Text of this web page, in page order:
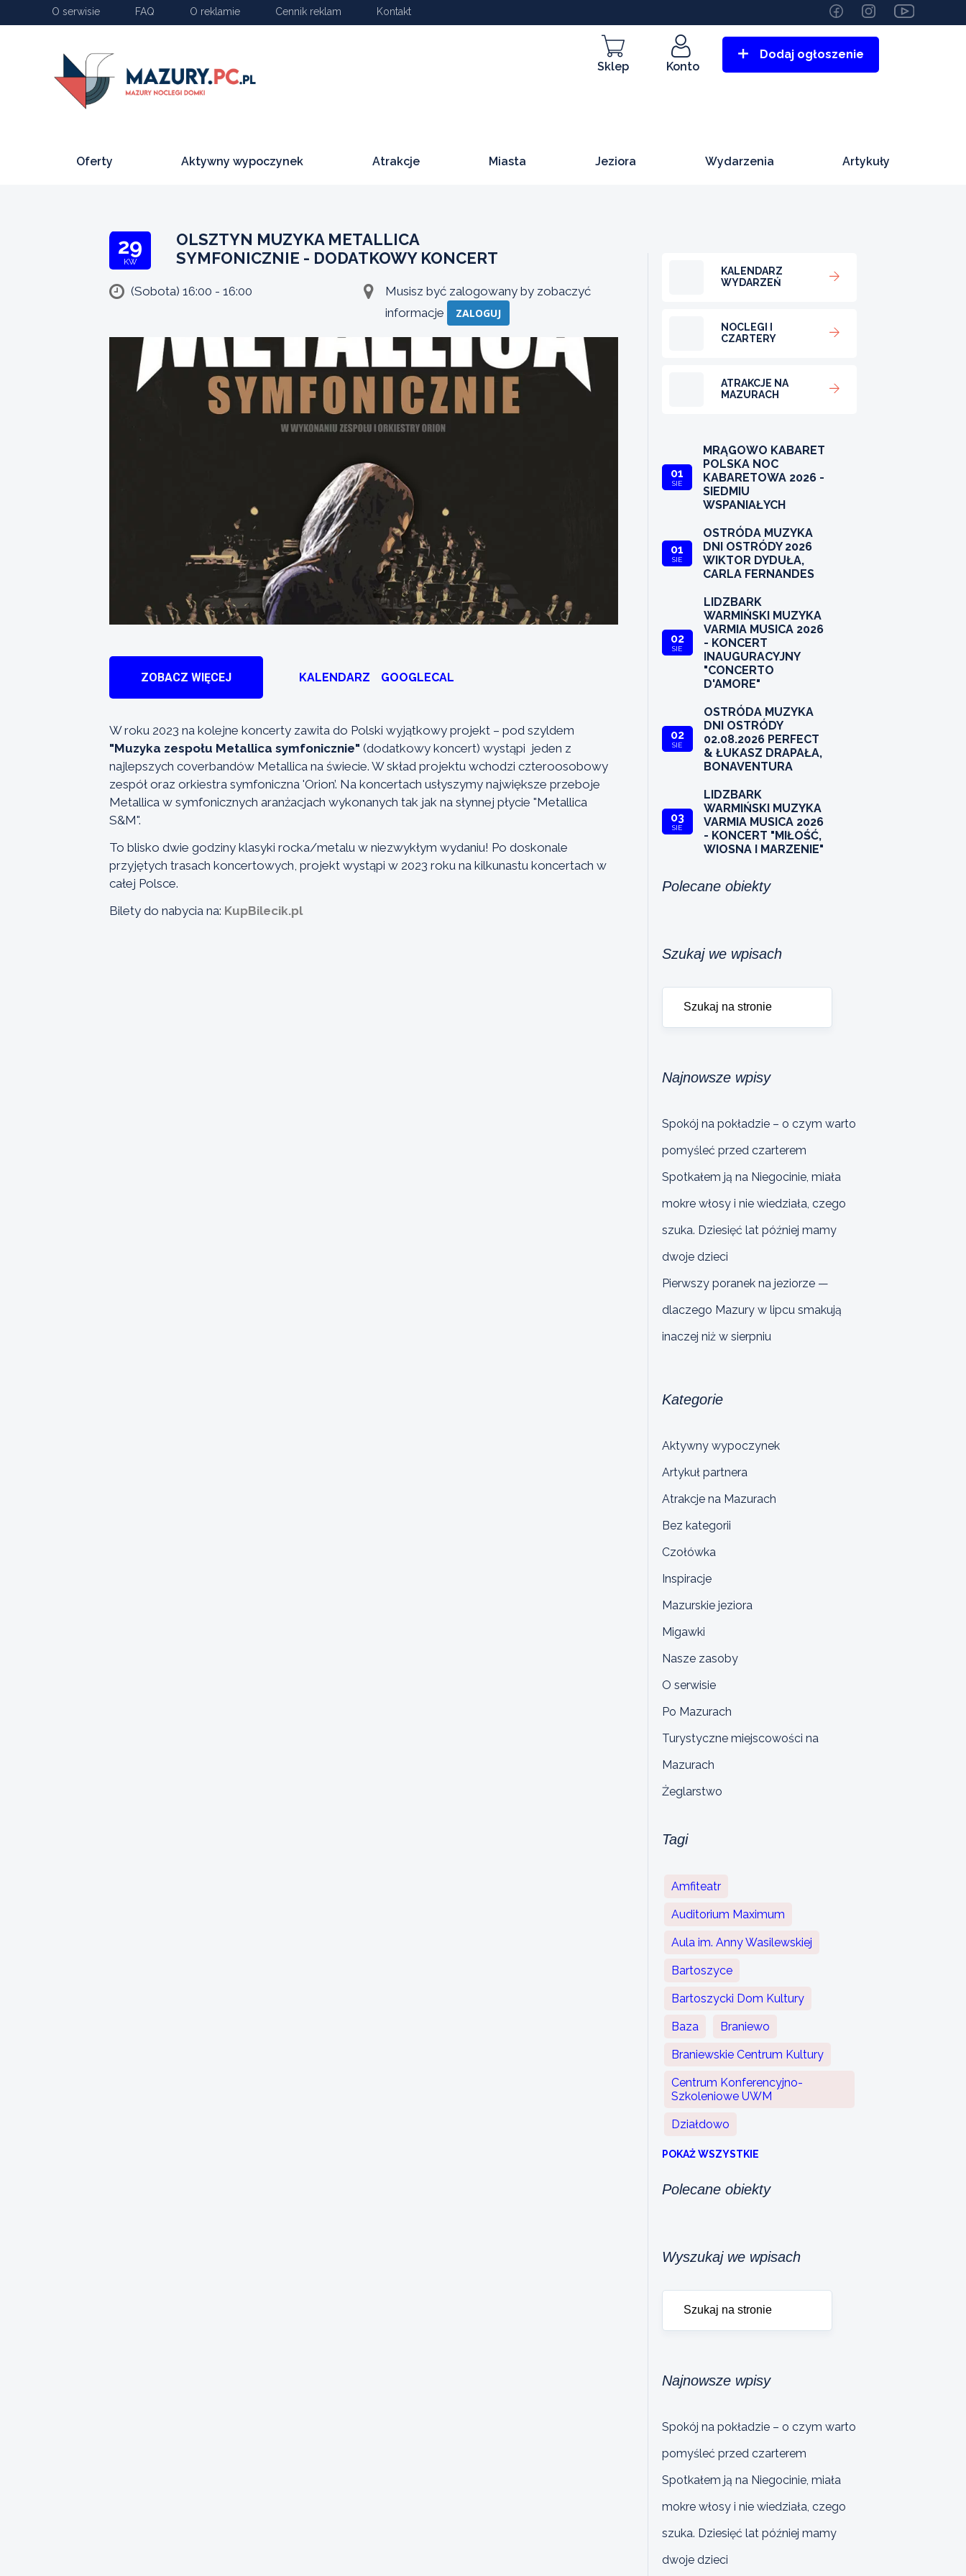
O serwisie FAQ O reklamie Cennik reklam Kontakt
Sklep Konto
Dodaj ogłoszenie
Oferty Aktywny wypoczynek Atrakcje Miasta Jeziora Wydarzenia Artykuły
29
KW
OLSZTYN MUZYKA METALLICA
SYMFONICZNIE - DODATKOWY KONCERT
(Sobota) 16:00 - 16:00
Musisz być zalogowany by zobaczyć
informacje
ZALOGUJ
ZOBACZ WIĘCEJ KALENDARZ GOOGLECAL
W roku 2023 na kolejne koncerty zawita do Polski wyjątkowy projekt – pod szyldem
"Muzyka zespołu Metallica symfonicznie" (dodatkowy koncert) wystąpi jeden z
najlepszych coverbandów Metallica na świecie. W skład projektu wchodzi czteroosobowy
zespół oraz orkiestra symfoniczna 'Orion’. Na koncertach usłyszymy największe przeboje
Metallica w symfonicznych aranżacjach wykonanych tak jak na słynnej płycie "Metallica
S&M".
To blisko dwie godziny klasyki rocka/metalu w niezwykłym wydaniu! Po doskonale
przyjętych trasach koncertowych, projekt wystąpi w 2023 roku na kilkunastu koncertach w
całej Polsce.
Bilety do nabycia na: KupBilecik.pl
KALENDARZ
WYDARZEŃ
NOCLEGI I
CZARTERY
ATRAKCJE NA
MAZURACH
01
SIE
MRĄGOWO KABARET
POLSKA NOC
KABARETOWA 2026 -
SIEDMIU
WSPANIAŁYCH
01
SIE
OSTRÓDA MUZYKA
DNI OSTRÓDY 2026
WIKTOR DYDUŁA,
CARLA FERNANDES
02
SIE
LIDZBARK
WARMIŃSKI MUZYKA
VARMIA MUSICA 2026
- KONCERT
INAUGURACYJNY
"CONCERTO
D'AMORE"
02
SIE
OSTRÓDA MUZYKA
DNI OSTRÓDY
02.08.2026 PERFECT
& ŁUKASZ DRAPAŁA,
BONAVENTURA
03
SIE
LIDZBARK
WARMIŃSKI MUZYKA
VARMIA MUSICA 2026
- KONCERT "MIŁOŚĆ,
WIOSNA I MARZENIE"
Polecane obiekty
Szukaj we wpisach
Najnowsze wpisy
Spokój na pokładzie – o czym warto
pomyśleć przed czarterem
Spotkałem ją na Niegocinie, miała
mokre włosy i nie wiedziała, czego
szuka. Dziesięć lat później mamy
dwoje dzieci
Pierwszy poranek na jeziorze —
dlaczego Mazury w lipcu smakują
inaczej niż w sierpniu
Kategorie
Aktywny wypoczynek
Artykuł partnera
Atrakcje na Mazurach
Bez kategorii
Czołówka
Inspiracje
Mazurskie jeziora
Migawki
Nasze zasoby
O serwisie
Po Mazurach
Turystyczne miejscowości na
Mazurach
Żeglarstwo
Tagi
Amfiteatr
Auditorium Maximum
Aula im. Anny Wasilewskiej
Bartoszyce
Bartoszycki Dom Kultury
Baza Braniewo
Braniewskie Centrum Kultury
Centrum Konferencyjno-
Szkoleniowe UWM
Działdowo
POKAŻ WSZYSTKIE
Polecane obiekty
Wyszukaj we wpisach
Najnowsze wpisy
Spokój na pokładzie – o czym warto
pomyśleć przed czarterem
Spotkałem ją na Niegocinie, miała
mokre włosy i nie wiedziała, czego
szuka. Dziesięć lat później mamy
dwoje dzieci